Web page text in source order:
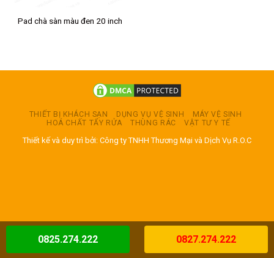
Pad chà sàn màu đen 20 inch
THIẾT BỊ KHÁCH SẠN DỤNG VỤ VỆ SINH
MÁY VỆ SINH
HOÁ CHẤT TẨY RỬA
THÙNG RÁC VẬT TƯ Y TẾ
Thiết kế và duy trì bởi: Công ty TNHH Thương Mại và Dịch Vụ R.O.C
0825.274.222 0827.274.222